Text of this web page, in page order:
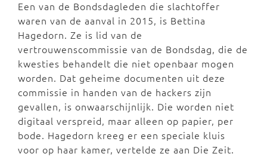
Een van de Bondsdagleden die slachtoffer
waren van de aanval in 2015, is Bettina
Hagedorn. Ze is lid van de
vertrouwenscommissie van de Bondsdag, die de
kwesties behandelt die niet openbaar mogen
worden. Dat geheime documenten uit deze
commissie in handen van de hackers zijn
gevallen, is onwaarschijnlijk. Die worden niet
digitaal verspreid, maar alleen op papier, per
bode. Hagedorn kreeg er een speciale kluis
voor op haar kamer, vertelde ze aan Die Zeit.